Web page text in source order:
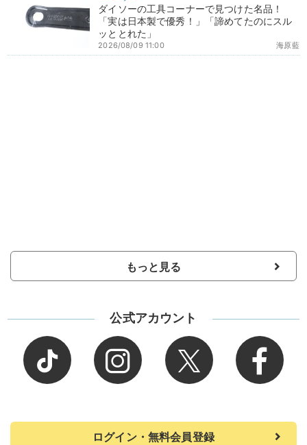
ダイソーの工具コーナーで見つけた名品！
「実は日本製で優秀！」「諦めてたのにスル
ッととれた」
海原藍
2026/08/09 11:00
もっと見る
公式アカウント
ログイン・無料会員登録